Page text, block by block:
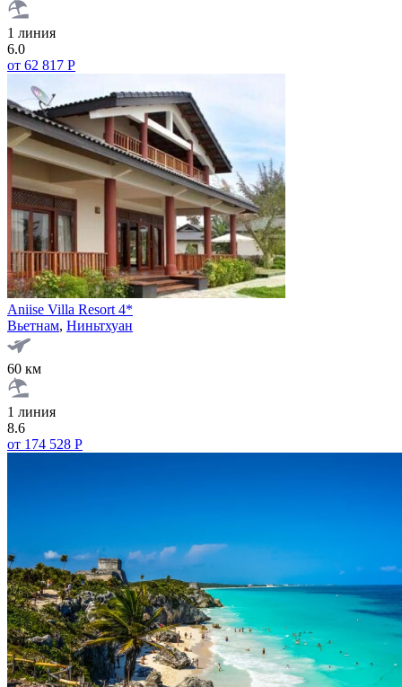
1 линия
6.0
от 62 817 Р
Aniise Villa Resort 4*
Вьетнам, Ниньтхуан
60 км
1 линия
8.6
от 174 528 Р